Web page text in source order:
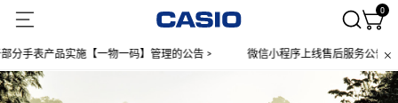
0
产品实施【一物一码】管理的公告 > 微信小程序上线售后服务公告 >